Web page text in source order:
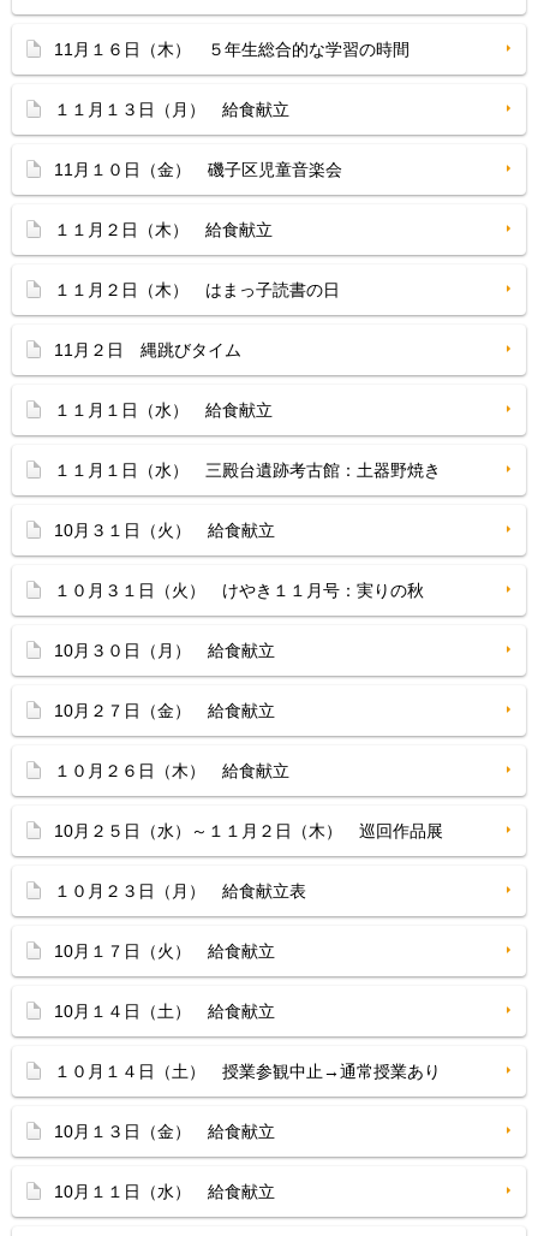
11月１６日（木） ５年生総合的な学習の時間
１１月１３日（月） 給食献立
11月１０日（金） 磯子区児童音楽会
１１月２日（木） 給食献立
１１月２日（木） はまっ子読書の日
11月２日 縄跳びタイム
１１月１日（水） 給食献立
１１月１日（水） 三殿台遺跡考古館：土器野焼き
10月３１日（火） 給食献立
１０月３１日（火） けやき１１月号：実りの秋
10月３０日（月） 給食献立
10月２７日（金） 給食献立
１０月２６日（木） 給食献立
10月２５日（水）～１１月２日（木） 巡回作品展
１０月２３日（月） 給食献立表
10月１７日（火） 給食献立
10月１４日（土） 給食献立
１０月１４日（土） 授業参観中止→通常授業あり
10月１３日（金） 給食献立
10月１１日（水） 給食献立